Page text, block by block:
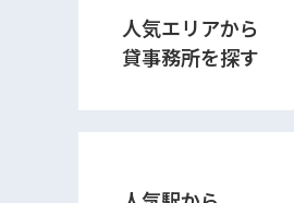
人気エリアから
貸事務所を探す